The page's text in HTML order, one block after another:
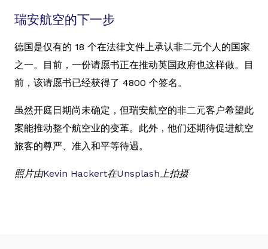
瑞安航空的下一步
德国是仅有的 18 个在法律文件上承认非二元个人的国家
之一。目前，一份请愿书正在推动英国政府也这样做。目
前，该请愿书已经获得了 4800 个签名。
虽然开庭日期尚未确定，但瑞安航空的非二元客户希望此
案能推动整个航空业的变革。此外，他们还期待促进航空
旅客的尊严、准入和平等待遇。
照片由Kevin Hackert在Unsplash上拍摄